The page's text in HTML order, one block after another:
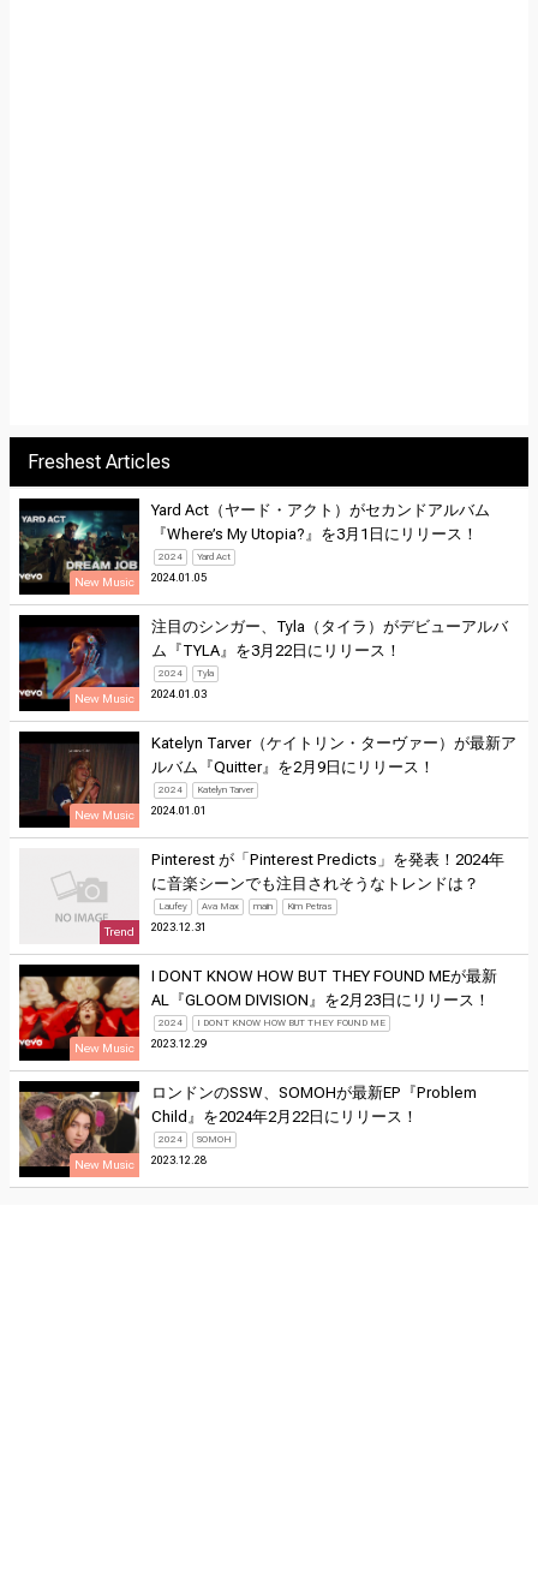
Freshest Articles
New Music
Yard Act（ヤード・アクト）がセカンドアルバム
『Where’s My Utopia?』を3月1日にリリース！
2024 Yard Act
2024.01.05
New Music
注目のシンガー、Tyla（タイラ）がデビューアルバ
ム『TYLA』を3月22日にリリース！
2024 Tyla
2024.01.03
New Music
Katelyn Tarver（ケイトリン・ターヴァー）が最新ア
ルバム『Quitter』を2月9日にリリース！
2024 Katelyn Tarver
2024.01.01
Trend
Pinterest が「Pinterest Predicts」を発表！2024年
に音楽シーンでも注目されそうなトレンドは？
Laufey Ava Max main Kim Petras
2023.12.31
New Music
I DONT KNOW HOW BUT THEY FOUND MEが最新
AL『GLOOM DIVISION』を2月23日にリリース！
2024 I DONT KNOW HOW BUT THEY FOUND ME
2023.12.29
New Music
ロンドンのSSW、SOMOHが最新EP『Problem
Child』を2024年2月22日にリリース！
2024 SOMOH
2023.12.28